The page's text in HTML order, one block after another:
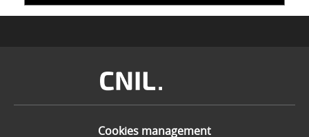
Image
Cookies management